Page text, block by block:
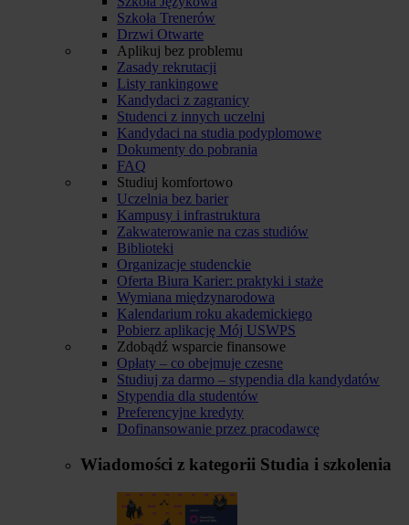
Szkoła Trenerów
Drzwi Otwarte
Aplikuj bez problemu
Zasady rekrutacji
Listy rankingowe
Kandydaci z zagranicy
Studenci z innych uczelni
Kandydaci na studia podyplomowe
Dokumenty do pobrania
FAQ
Studiuj komfortowo
Uczelnia bez barier
Kampusy i infrastruktura
Zakwaterowanie na czas studiów
Biblioteki
Organizacje studenckie
Oferta Biura Karier: praktyki i staże
Wymiana międzynarodowa
Kalendarium roku akademickiego
Pobierz aplikację Mój USWPS
Zdobądź wsparcie finansowe
Opłaty – co obejmuje czesne
Studiuj za darmo – stypendia dla kandydatów
Stypendia dla studentów
Preferencyjne kredyty
Dofinansowanie przez pracodawcę
Wiadomości z kategorii Studia i szkolenia